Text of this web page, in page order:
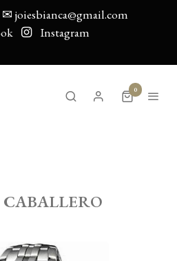
✉ joiesbianca@gmail.com
Instagram
0
CABALLERO